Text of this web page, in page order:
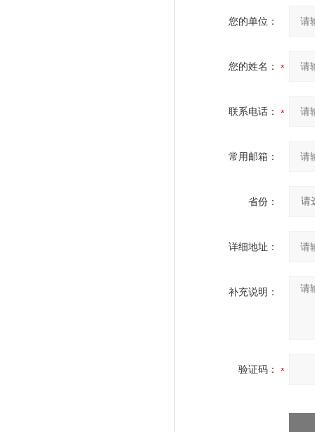
您的单位：
您的姓名：
联系电话：
常用邮箱：
省份：
详细地址：
补充说明：
验证码：